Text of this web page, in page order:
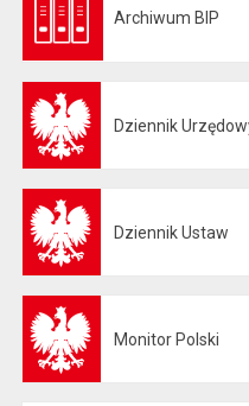
Archiwum BIP
Dziennik
Dziennik Ustaw
Monitor Polski